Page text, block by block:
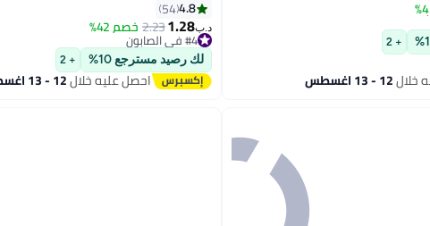
+ 2
خلال12 - 13 اغسطس
4.8
54
د.ب‏1.28
2.23خصم 42% #4 في الصابون
تم بيع +280 مؤخرًا
#4 في الصابون
لك رصيد مسترجع 10% + 2
احصل عليه خلال12 - 13 اغسطس